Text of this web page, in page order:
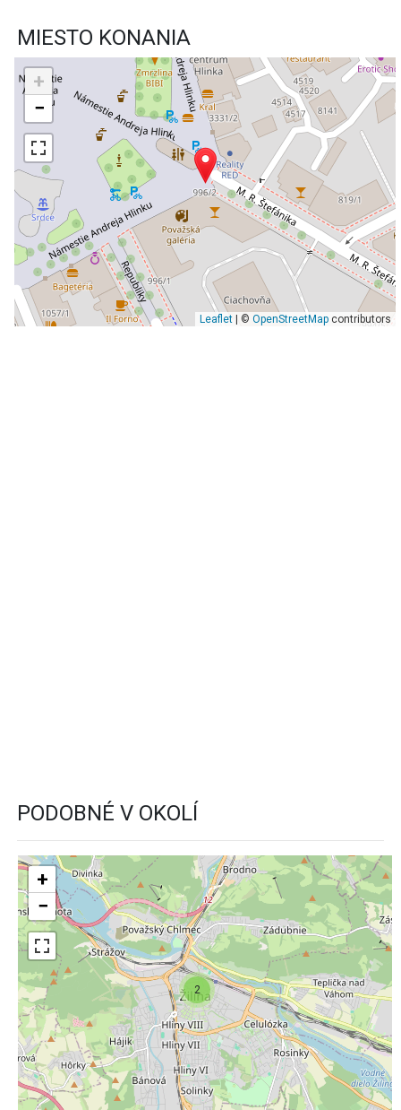
MIESTO KONANIA
+
−
Leaflet| © OpenStreetMapcontributors
PODOBNÉ V OKOLÍ
2
+
−